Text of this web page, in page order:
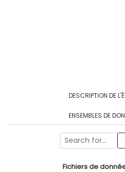
DESCRIPTION DE
ENSEMBLES DE
Fichiers de